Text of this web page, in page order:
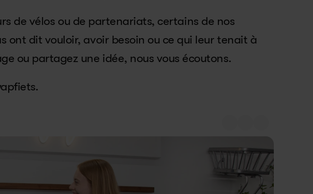
de vélos ou de partenariats, certains de nos
ont dit vouloir, avoir besoin ou ce qui leur tenait à
ou partagez une idée, nous vous écoutons.